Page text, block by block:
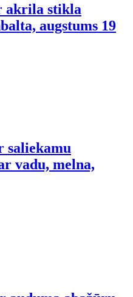
akrila stikla
augstums 19
saliekamu
vadu, melna,